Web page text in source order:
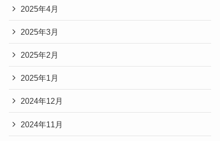
2025年4月
2025年3月
2025年2月
2025年1月
2024年12月
2024年11月